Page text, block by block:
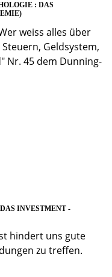
: DAS
weiss alles über
Geldsystem,
Nr. 45 dem Dunning-
INVESTMENT -
hindert uns gute
zu treffen.